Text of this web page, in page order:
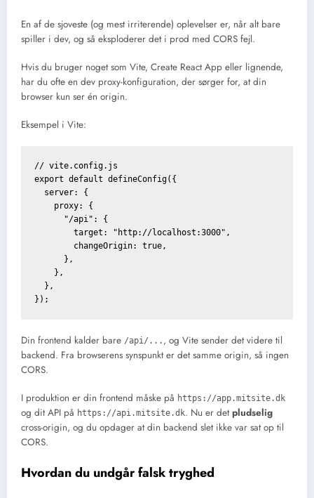
En af de sjoveste (og mest irriterende) oplevelser er, når alt bare
spiller i dev, og så eksploderer det i prod med CORS fejl.
Hvis du bruger noget som Vite, Create React App eller lignende,
har du ofte en dev proxy-konfiguration, der sørger for, at din
browser kun ser én origin.
Eksempel i Vite:
// vite.config.js
export default defineConfig({
  server: {
    proxy: {
      "/api": {
        target: "http://localhost:3000",
        changeOrigin: true,
      },
    },
  },
Din frontend kalder bare /api/... , og Vite sender det videre til
backend. Fra browserens synspunkt er det samme origin, så ingen
CORS.
I produktion er din frontend måske på https://app.mitsite.dk
og dit API på https://api.mitsite.dk. Nu er detpludselig
cross-origin, og du opdager at din backend slet ikke var sat op til
CORS.
Hvordan du undgår falsk tryghed